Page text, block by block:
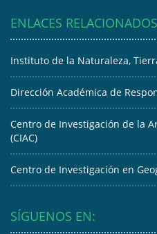
ENLACES RELACIONADOS
Instituto de la Naturaleza,
Dirección Académica de
Centro de Investigación de la
(CIAC)
Centro de Investigación en
SÍGUENOS EN: